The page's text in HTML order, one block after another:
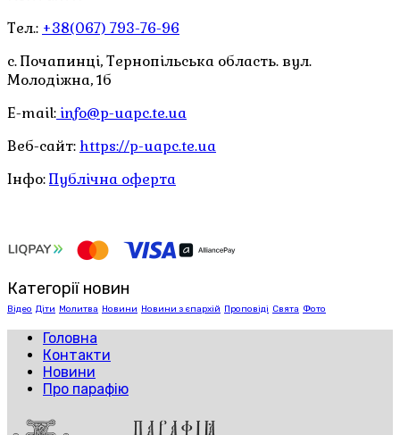
Тел.: +38(067) 793-76-96
с. Почапинці, Тернопільська область. вул.
Молодіжна, 1б
E-mail: info@p-uapc.te.ua
Веб-сайт: https://p-uapc.te.ua
Інфо:Публічна оферта
Категорії новин
Відео Діти Молитва Новини Новини з єпархій Проповіді Свята Фото
Головна
Контакти
Новини
Про парафію